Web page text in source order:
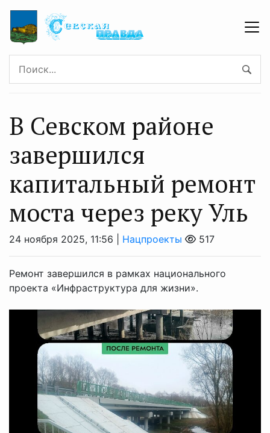
В Севском районе
завершился
капитальный ремонт
моста через реку Уль
24 ноября 2025, 11:56 | Нацпроекты 517
Ремонт завершился в рамках национального
проекта «Инфраструктура для жизни».